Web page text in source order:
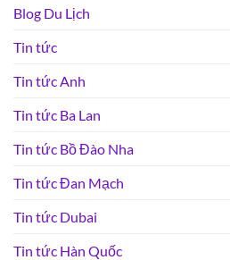
Blog Du Lịch
Tin tức
Tin tức Anh
Tin tức Ba Lan
Tin tức Bồ Đào Nha
Tin tức Đan Mạch
Tin tức Dubai
Tin tức Hàn Quốc